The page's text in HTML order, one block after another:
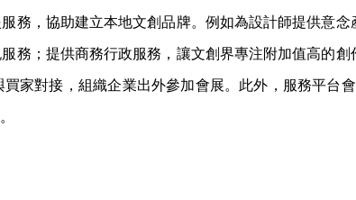
務，協助建立本地文創品牌。例如為設計師提供意念
務；提供商務行政服務，讓文創界專注附加值高的
家對接，組織企業出外參加會展。此外，服務平台